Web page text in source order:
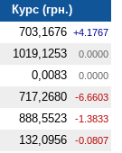
Курс (грн.)
703,1676 +4.1767
1019,1253 0.0000
0,0083 0.0000
717,2680 -6.6603
888,5523 -1.3833
132,0956 -0.0807